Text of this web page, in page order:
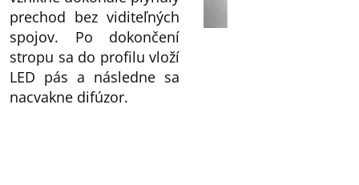
prechod bez viditeľných
spojov. Po dokončení
stropu sa do profilu vloží
LED pás a následne sa
nacvakne difúzor.